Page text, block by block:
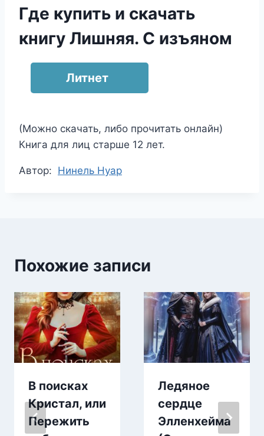
Где купить и скачать
книгу Лишняя. С изъяном
Литнет
(Можно скачать, либо прочитать онлайн)
Книга для лиц старше 12 лет.
Метки
Автор: Нинель Нуар
Похожие записи
В поисках
Кристал, или
Пережить
Ледяное
сердце
Элленхейма